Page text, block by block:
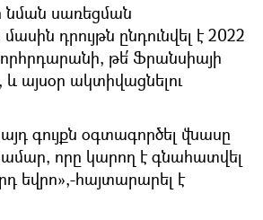
նման սառեցման
դրույթն ընդունվել է 2022
թե՛ Ֆրանսիայի
այսօր ակտիվացնելու
գույքն օգտագործել վնասը
որը կարող է գնահատվել
եվրո»,-հայտարարել է